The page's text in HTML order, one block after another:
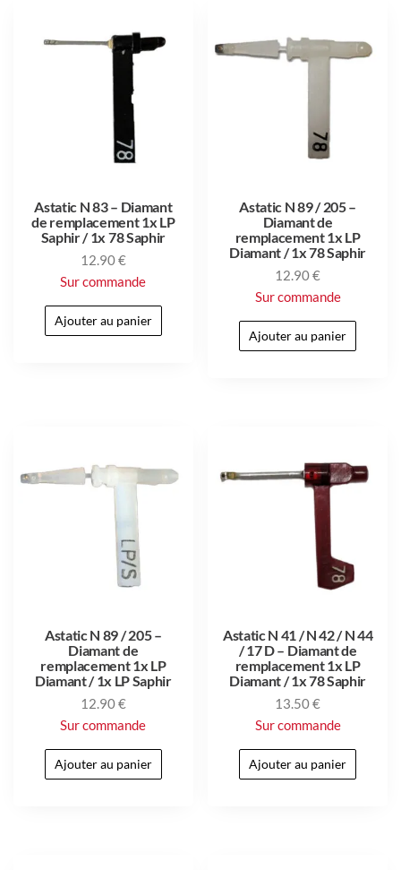
Astatic N 83 – Diamant
de remplacement 1x LP
Saphir / 1x 78 Saphir
12.90€
Sur commande
Ajouter au panier
Astatic N 89 / 205 –
Diamant de
remplacement 1x LP
Diamant / 1x 78 Saphir
12.90€
Sur commande
Ajouter au panier
Astatic N 89 / 205 –
Diamant de
remplacement 1x LP
Diamant / 1x LP Saphir
12.90€
Sur commande
Ajouter au panier
Astatic N 41 / N 42 / N 44
/ 17 D – Diamant de
remplacement 1x LP
Diamant / 1x 78 Saphir
13.50€
Sur commande
Ajouter au panier